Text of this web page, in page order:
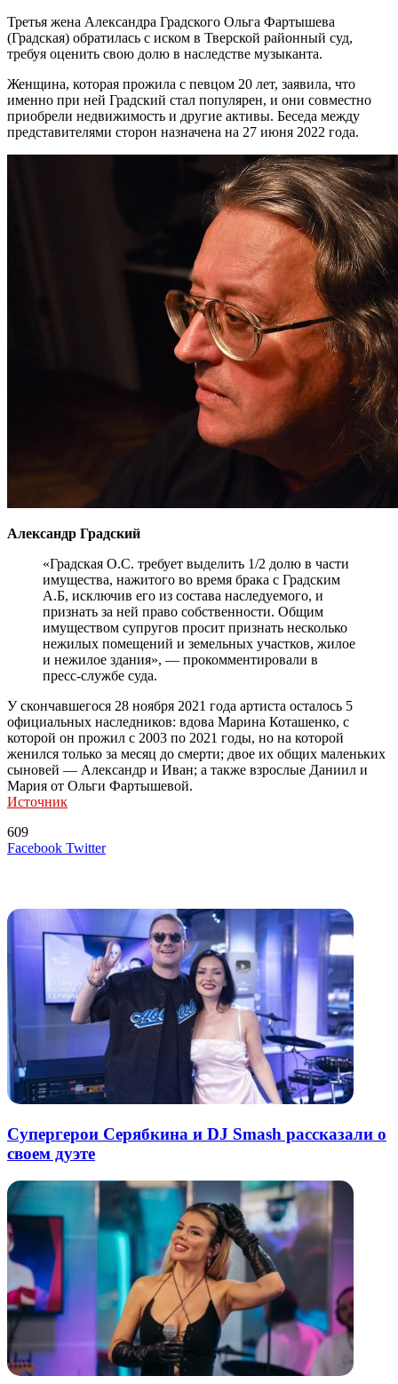
Третья жена Александра Градского Ольга Фартышева
(Градская) обратилась с иском в Тверской районный суд,
требуя оценить свою долю в наследстве музыканта.
Женщина, которая прожила с певцом 20 лет, заявила, что
именно при ней Градский стал популярен, и они совместно
приобрели недвижимость и другие активы. Беседа между
представителями сторон назначена на 27 июня 2022 года.
Александр Градский
«Градская О.С. требует выделить 1/2 долю в части
имущества, нажитого во время брака с Градским
А.Б, исключив его из состава наследуемого, и
признать за ней право собственности. Общим
имуществом супругов просит признать несколько
нежилых помещений и земельных участков, жилое
и нежилое здания», — прокомментировали в
пресс-службе суда.
У скончавшегося 28 ноября 2021 года артиста осталось 5
официальных наследников: вдова Марина Коташенко, с
которой он прожил с 2003 по 2021 годы, но на которой
женился только за месяц до смерти; двое их общих маленьких
сыновей — Александр и Иван; а также взрослые Даниил и
Мария от Ольги Фартышевой.
Источник
609
Facebook TwitterLinkedIn
Tumblr
Reddit
Вконтакте
Одноклассники
Skype
Messenger
Messenger
WhatsApp
Telegram
Viber
Line
Поделиться
Печатать
Супергерои Серябкина и DJ Smash рассказали о
своем дуэте